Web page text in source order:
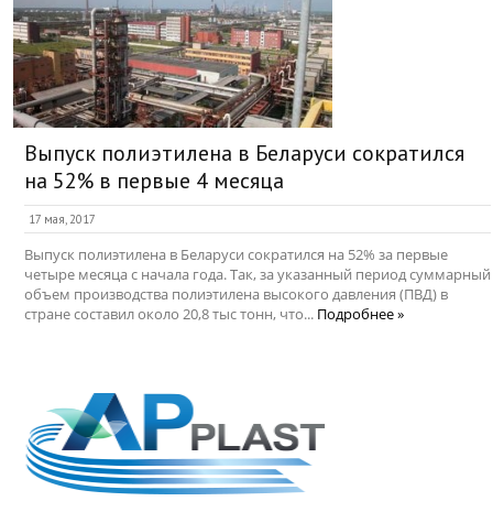
Выпуск полиэтилена в Беларуси сократился
на 52% в первые 4 месяца
17 мая, 2017
Выпуск полиэтилена в Беларуси сократился на 52% за первые
четыре месяца с начала года. Так, за указанный период суммарный
объем производства полиэтилена высокого давления (ПВД) в
стране составил около 20,8 тыс тонн, что... Подробнее »